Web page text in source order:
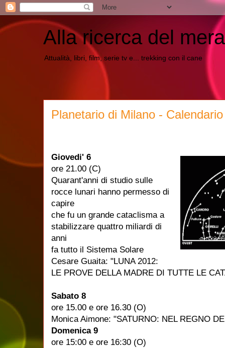
Alla ricerca del
Attualità, libri, film, serie tv e... trekking con il cane
Planetario di Milano -
Giovedi' 6
ore 21.00 (C)
Quarant'anni di studio sulle
rocce lunari hanno permesso di
capire
che fu un grande cataclisma a
stabilizzare quattro miliardi di
anni
fa tutto il Sistema Solare
Cesare Guaita: "LUNA 2012:
LE PROVE DELLA MADRE DI TUTTE LE
Sabato 8
ore 15.00 e ore 16.30 (O)
Monica Aimone: "SATURNO: NEL REGNO
Domenica 9
ore 15:00 e ore 16:30 (O)